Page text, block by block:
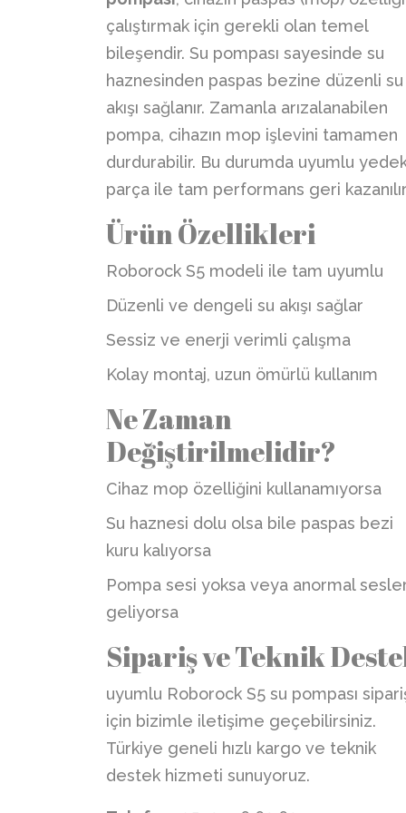
çalıştırmak için gerekli olan temel
bileşendir. Su pompası sayesinde su
haznesinden paspas bezine düzenli su
akışı sağlanır. Zamanla arızalanabilen
pompa, cihazın mop işlevini tamamen
durdurabilir. Bu durumda uyumlu
parça ile tam performans geri
Ürün Özellikleri
Roborock S5 modeli ile tam uyumlu
Düzenli ve dengeli su akışı sağlar
Sessiz ve enerji verimli çalışma
Kolay montaj, uzun ömürlü kullanım
Ne Zaman
Değiştirilmelidir?
Cihaz mop özelliğini kullanamıyorsa
Su haznesi dolu olsa bile paspas bezi
kuru kalıyorsa
Pompa sesi yoksa veya anormal
geliyorsa
Sipariş ve Teknik
uyumlu Roborock S5 su pompası
için bizimle iletişime geçebilirsiniz.
Türkiye geneli hızlı kargo ve teknik
destek hizmeti sunuyoruz.